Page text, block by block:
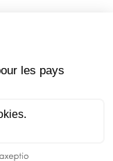
saint.
Jésus, à l'heure
protège-nous